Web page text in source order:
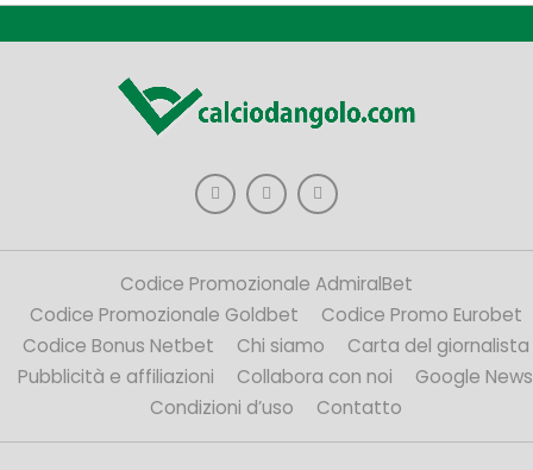
Codice Promozionale AdmiralBet
Codice Promozionale Goldbet
Codice Promo Eurobet
Codice Bonus Netbet
Chi siamo
Carta del giornalista
Pubblicità e affiliazioni
Collabora con noi
Google News
Condizioni d’uso
Contatto